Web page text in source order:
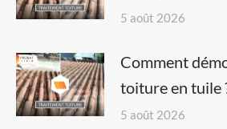
5 août 2026
Comment
toiture en tuile
5 août 2026